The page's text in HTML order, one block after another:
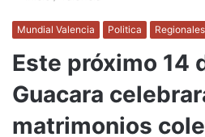
Mundial Valencia Politica Regionales
Este próximo 14
Guacara
matrimonios